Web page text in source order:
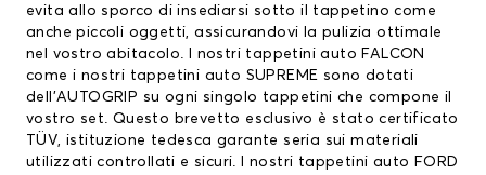
evita allo sporco di insediarsi sotto il tappetino come
anche piccoli oggetti, assicurandovi la pulizia ottimale
nel vostro abitacolo. I nostri tappetini auto FALCON
come i nostri tappetini auto SUPREME sono dotati
dell’AUTOGRIP su ogni singolo tappetini che compone il
vostro set. Questo brevetto esclusivo è stato certificato
TÜV, istituzione tedesca garante seria sui materiali
utilizzati controllati e sicuri. I nostri tappetini auto FORD